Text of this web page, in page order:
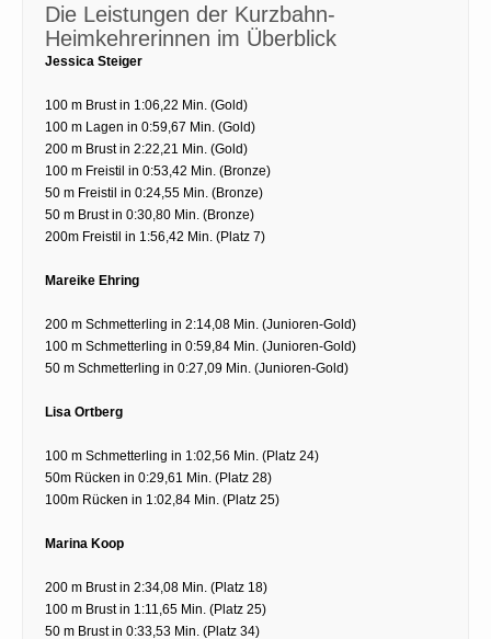
Die Leistungen der Kurzbahn-
Heimkehrerinnen im Überblick
Jessica Steiger
100 m Brust in 1:06,22 Min. (Gold)
100 m Lagen in 0:59,67 Min. (Gold)
200 m Brust in 2:22,21 Min. (Gold)
100 m Freistil in 0:53,42 Min. (Bronze)
50 m Freistil in 0:24,55 Min. (Bronze)
50 m Brust in 0:30,80 Min. (Bronze)
200m Freistil in 1:56,42 Min. (Platz 7)
Mareike Ehring
200 m Schmetterling in 2:14,08 Min. (Junioren-Gold)
100 m Schmetterling in 0:59,84 Min. (Junioren-Gold)
50 m Schmetterling in 0:27,09 Min. (Junioren-Gold)
Lisa Ortberg
100 m Schmetterling in 1:02,56 Min. (Platz 24)
50m Rücken in 0:29,61 Min. (Platz 28)
100m Rücken in 1:02,84 Min. (Platz 25)
Marina Koop
200 m Brust in 2:34,08 Min. (Platz 18)
100 m Brust in 1:11,65 Min. (Platz 25)
50 m Brust in 0:33,53 Min. (Platz 34)